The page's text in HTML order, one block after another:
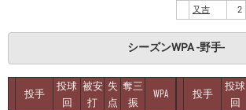
又吉
2
シーズンWPA -野手-
投手
投球
回
被安
打
失
点
奪三
振
WPA 投手
投球
回